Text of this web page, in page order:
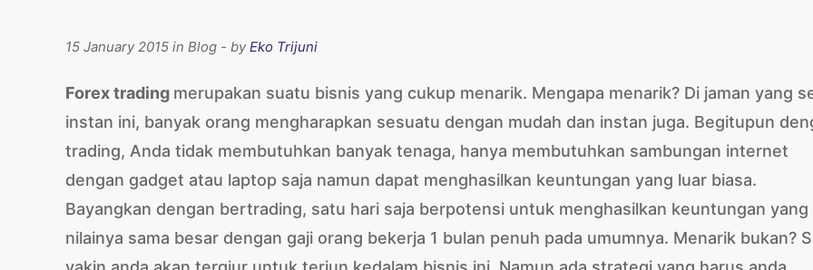
15 January 2015 in Blog - byEko Trijuni
Forex trading merupakan suatu bisnis yang cukup menarik. Mengapa menarik? Di jaman yang
instan ini, banyak orang mengharapkan sesuatu dengan mudah dan instan juga. Begitupun
trading, Anda tidak membutuhkan banyak tenaga, hanya membutuhkan sambungan internet
dengan gadget atau laptop saja namun dapat menghasilkan keuntungan yang luar biasa.
Bayangkan dengan bertrading, satu hari saja berpotensi untuk menghasilkan keuntungan yang
nilainya sama besar dengan gaji orang bekerja 1 bulan penuh pada umumnya. Menarik bukan?